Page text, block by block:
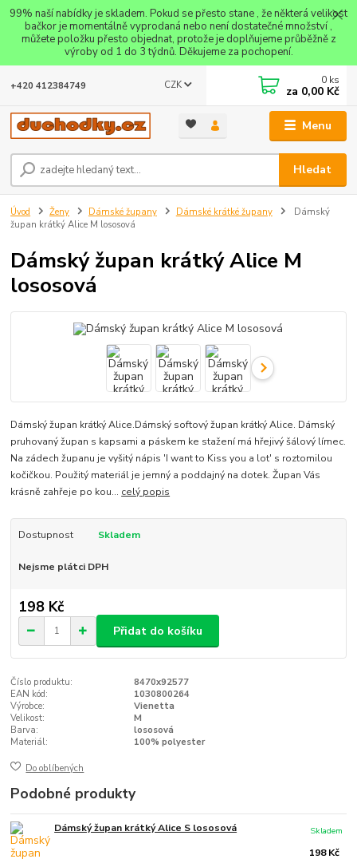
99% naší nabídky je skladem. Pokud se přesto stane , že některá velikost
bačkor je momentálně vyprodaná nebo není dostatečné množství ,
můžete položku přesto objednat, protože je doplňujeme průběžně z
výroby od 1 do 3 týdnů. Děkujeme za pochopení.
Menu
CZK
Hledat
+420 412384749 0 ks
za 0,00 Kč
Úvod Ženy Dámské župany Dámské krátké župany
Dámský
župan krátký Alice M lososová
Dámský župan krátký Alice M
lososová
Dámský župan krátký Alice.Dámský softový župan krátký Alice. Dámský
pruhovaný župan s kapsami a páskem ke stažení má hřejivý šálový límec.
Na zádech županu je vyšitý nápis 'I want to Kiss you a lot' s roztomilou
kočičkou. Použitý materiál je jemný a poddajný na dotek. Župan Vás
krásně zahřeje po kou... celý popis
Dostupnost Skladem
Nejsme plátci DPH
198 Kč
Přidat do košíku
Číslo produktu:
8470x92577
EAN kód:
1030800264
Výrobce:
Vienetta
Velikost:
M
Barva:
lososová
Materiál:
100% polyester
Do oblíbených
Podobné produkty
Dámský župan krátký Alice S lososová
198 Kč
Skladem